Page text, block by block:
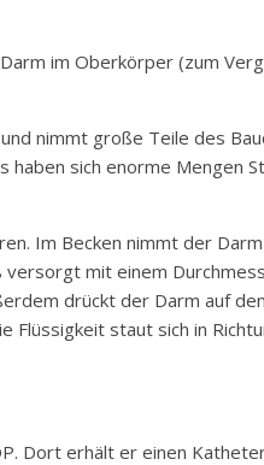
im Oberkörper (zum
nimmt große Teile des
sich enorme Mengen
Im Becken nimmt der
mit einem
drückt der Darm auf
Flüssigkeit staut sich in
Dort erhält er einen